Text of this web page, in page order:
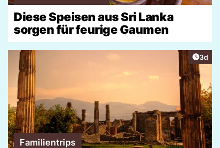
Diese Speisen aus Sri Lanka
sorgen für feurige Gaumen
3d
Familientrips